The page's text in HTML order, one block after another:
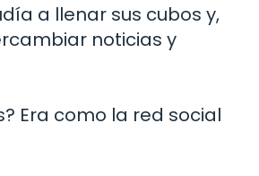
a llenar sus cubos y,
noticias y
Era como la red social